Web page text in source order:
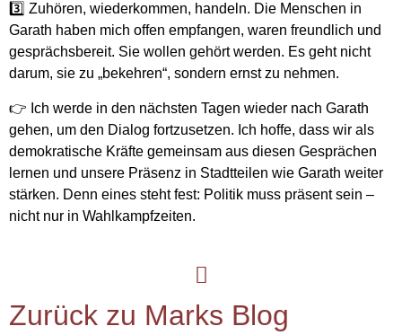
3️⃣ Zuhören, wiederkommen, handeln. Die Menschen in
Garath haben mich offen empfangen, waren freundlich und
gesprächsbereit. Sie wollen gehört werden. Es geht nicht
darum, sie zu „bekehren“, sondern ernst zu nehmen.
👉 Ich werde in den nächsten Tagen wieder nach Garath
gehen, um den Dialog fortzusetzen. Ich hoffe, dass wir als
demokratische Kräfte gemeinsam aus diesen Gesprächen
lernen und unsere Präsenz in Stadtteilen wie Garath weiter
stärken. Denn eines steht fest: Politik muss präsent sein –
nicht nur in Wahlkampfzeiten.
Zurück zu Marks Blog